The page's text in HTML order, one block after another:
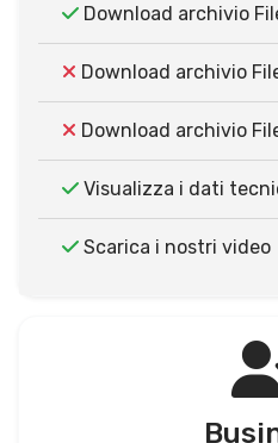
Download archivio
Download archivio
Download archivio
Visualizza i dati
Scarica i nostri video